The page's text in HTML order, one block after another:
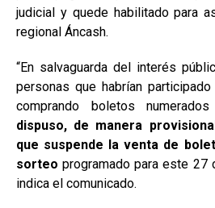
judicial y quede habilitado para
regional Áncash.
“En salvaguarda del interés
personas que habrían
comprando boletos
dispuso, de manera
que suspende la venta de
sorteo programado para este 27
indica el comunicado.